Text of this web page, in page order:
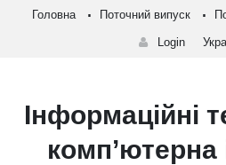
Головна Поточний випуск
Login
Інформаційні
комп’ютерна